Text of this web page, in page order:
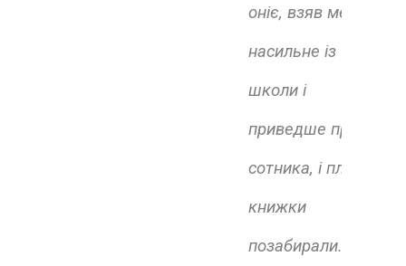
оніє, взяв мене
насильне із
школи і
приведше пред
сотника, і плаття і
книжки
позабирали. Оній